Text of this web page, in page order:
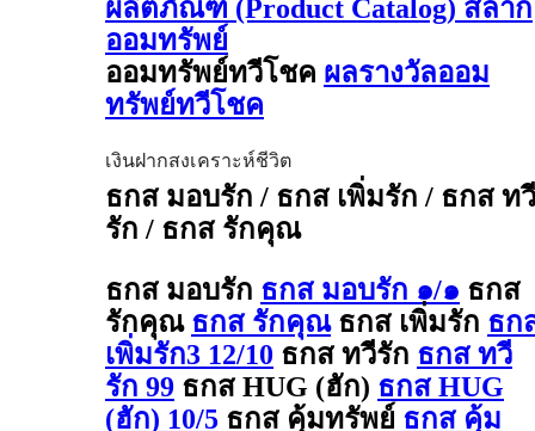
ผลิตภัณฑ์ (Product Catalog) สลาก
ออมทรัพย์
ออมทรัพย์ทวีโชค ผลรางวัลออม
ทรัพย์ทวีโชค
เงินฝากสงเคราะห์ชีวิต
ธกส มอบรัก / ธกส เพิ่มรัก / ธกส ทวี
รัก / ธกส รักคุณ
ธกส มอบรัก ธกส มอบรัก ๑/๑ ธกส
รักคุณ ธกส รักคุณ ธกส เพิ่มรัก ธก
เพิ่มรัก3 12/10 ธกส ทวีรัก ธกส ทวี
รัก 99 ธกส HUG (ฮัก) ธกส HUG
(ฮัก) 10/5 ธกส คุ้มทรัพย์ ธกส คุ้ม